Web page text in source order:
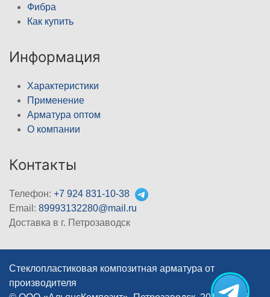
Фибра
Как купить
Информация
Характеристики
Применение
Арматура оптом
О компании
Контакты
Телефон: +7 924 831-10-38
Email: 89993132280@mail.ru
Доставка в г. Петрозаводск
Стеклопластиковая композитная арматура от
производителя